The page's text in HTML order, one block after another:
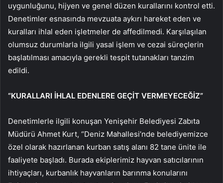
uygunluğunu, hijyen ve genel düzen kurallarını kontrol etti.
Denetimler esnasında mevzuata aykırı hareket eden ve
kuralları ihlal eden işletmeler de affedilmedi. Karşılaşılan
olumsuz durumlarla ilgili yasal işlem ve cezai süreçlerin
başlatılması amacıyla gerekli tespit tutanakları tanzim
edildi.
“KURALLARI İHLAL EDENLERE GEÇİT VERMEYECEĞİZ”
Denetimlerle ilgili konuşan Yenişehir Belediyesi Zabıta
Müdürü Ahmet Kurt, “Deniz Mahallesi’nde belediyemizce
özel olarak hazırlanan kurban satış alanı 82 tane ünite ile
faaliyete başladı. Burada ekiplerimiz hayvan satıcılarının
ihtiyaçları, kurbanlık hayvanların barınma konularını